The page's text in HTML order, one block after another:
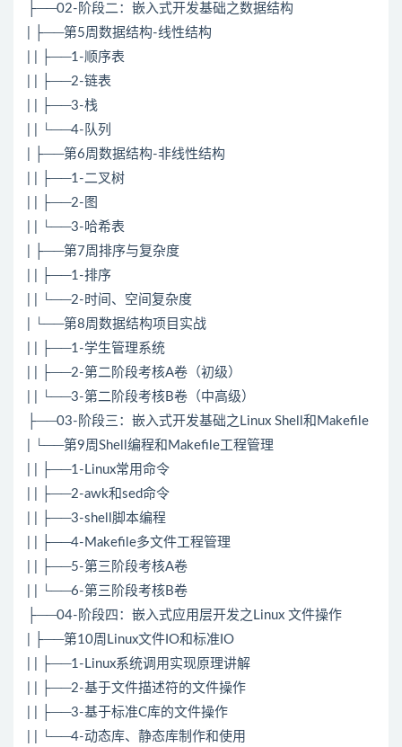
├──02-阶段二：嵌入式开发基础之数据结构
| ├──第5周数据结构-线性结构
| | ├──1-顺序表
| | ├──2-链表
| | ├──3-栈
| | └──4-队列
| ├──第6周数据结构-非线性结构
| | ├──1-二叉树
| | ├──2-图
| | └──3-哈希表
| ├──第7周排序与复杂度
| | ├──1-排序
| | └──2-时间、空间复杂度
| └──第8周数据结构项目实战
| | ├──1-学生管理系统
| | ├──2-第二阶段考核A卷（初级）
| | └──3-第二阶段考核B卷（中高级）
├──03-阶段三：嵌入式开发基础之 Linux Shell和Makefile
| └──第9周Shell编程和Makefile工程管理
| | ├──1- Linux常用命令
| | ├──2-awk和sed命令
| | ├──3-shell脚本编程
| | ├──4-Makefile多文件工程管理
| | ├──5-第三阶段考核A卷
| | └──6-第三阶段考核B卷
├──04-阶段四：嵌入式应用层开发之Linux 文件操作
| ├──第10周Linux文件IO和标准IO
| | ├──1-Linux系统调用实现原理讲解
| | ├──2-基于文件描述符的文件操作
| | ├──3-基于标准C库的文件操作
| | └──4-动态库、静态库制作和使用